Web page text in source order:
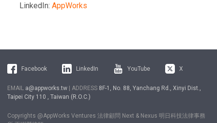
LinkedIn: AppWorks
Facebook LinkedIn YouTube X
EMAIL a@appworks.tw | ADDRESS 8F-1, No. 88, Yanchang Rd., Xinyi Dist.,
Taipei City 110 , Taiwan (R.O.C.)
Copyrights @AppWorks Ventures 法律顧問 Next & Nexus 明日科技法律事務